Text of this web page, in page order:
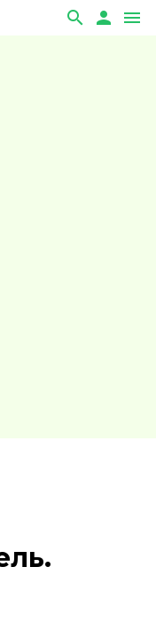
search person menu